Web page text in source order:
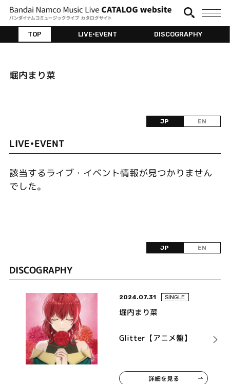
TOP LIVE•EVENT DISCOGRAPHY
堀内まり菜
JP EN
LIVE•EVENT
該当するライブ・イベント情報が見つかりません
でした。
JP EN
DISCOGRAPHY
2024.07.31 SINGLE
堀内まり菜
Glitter【アニメ盤】
詳細を見る